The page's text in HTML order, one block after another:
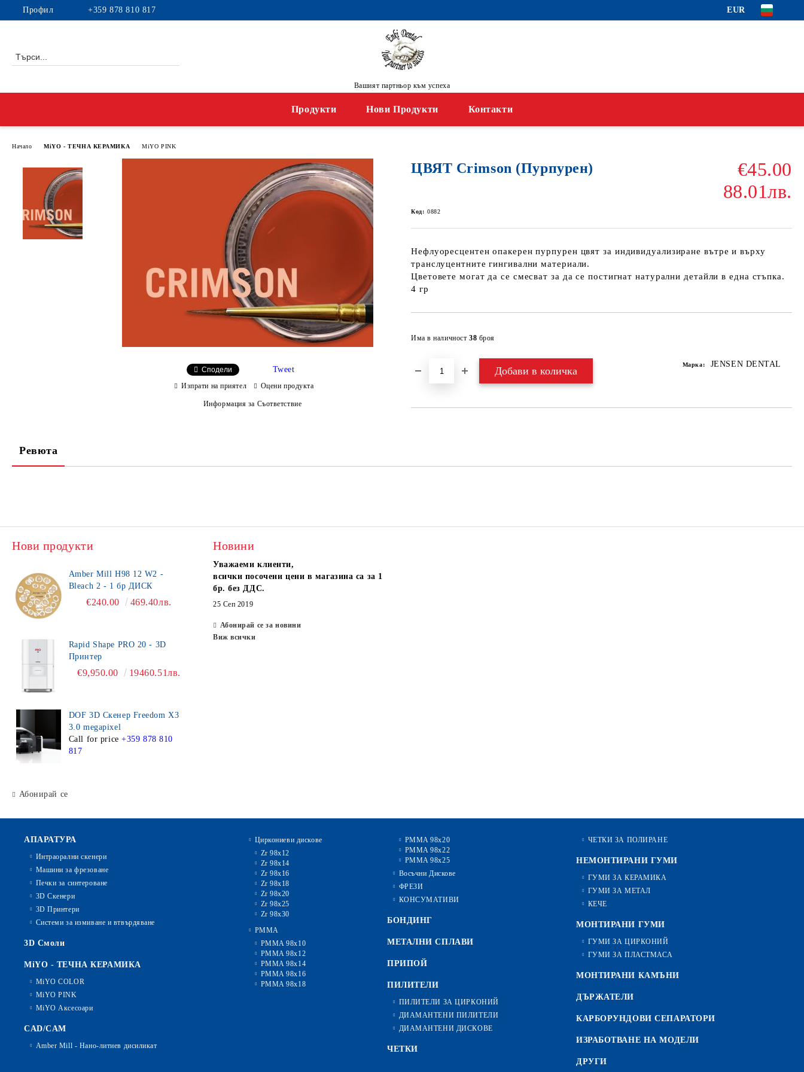
Профил +359 878 810 817 EUR
Вашият партньор към успеха
Продукти Нови Продукти Контакти
Начало MiYO - ТЕЧНА КЕРАМИКА MiYO PINK
ЦВЯТ Crimson (Пурпурен)
€45.00
88.01лв.
Код: 0882
Нефлуоресцентен опакерен пурпурен цвят за индивидуализиране вътре и върху
транслуцентните гингивални материали.
Цветовете могат да се смесват за да се постигнат натурални детайли в една стъпка.
4 гр
Има в наличност 38 броя
Марка: JENSEN DENTAL
Сподели Tweet
Изпрати на приятел Оцени продукта
Информация за Съответствие
Ревюта
Нови продукти
Amber Mill H98 12 W2 -
Bleach 2 - 1 бр ДИСК
€240.00 469.40лв.
Rapid Shape PRO 20 - 3D
Принтер
€9,950.00 19460.51лв.
DOF 3D Скенер Freedom X3
3.0 megapixel
Call for price +359 878 810
817
Абонирай се
Новини
Уважаеми клиенти,
всички посочени цени в магазина са за 1
бр. без ДДС.
25 Сеп 2019
Абонирай се за новини
Виж всички
АПАРАТУРА
Интраорални скенери
Машини за фрезоване
Печки за синтероване
3D Скенери
3D Принтери
Системи за измиване и втвърдяване
3D Смоли
MiYO - ТЕЧНА КЕРАМИКА
MiYO COLOR
MiYO PINK
MiYO Аксесоари
CAD/CAM
Amber Mill - Нано-литиев дисиликат
Циркониеви дискове
Zr 98x12
Zr 98x14
Zr 98x16
Zr 98x18
Zr 98x20
Zr 98x25
Zr 98x30
PMMA
PMMA 98x10
PMMA 98x12
PMMA 98x14
PMMA 98x16
PMMA 98x18
PMMA 98x20
PMMA 98x22
PMMA 98x25
Восъчни Дискове
ФРЕЗИ
КОНСУМАТИВИ
БОНДИНГ
МЕТАЛНИ СПЛАВИ
ПРИПОЙ
ПИЛИТЕЛИ
ПИЛИТЕЛИ ЗА ЦИРКОНИЙ
ДИАМАНТЕНИ ПИЛИТЕЛИ
ДИАМАНТЕНИ ДИСКОВЕ
ЧЕТКИ
ЧЕТКИ ЗА ПОЛИРАНЕ
НЕМОНТИРАНИ ГУМИ
ГУМИ ЗА КЕРАМИКА
ГУМИ ЗА МЕТАЛ
КЕЧЕ
МОНТИРАНИ ГУМИ
ГУМИ ЗА ЦИРКОНИЙ
ГУМИ ЗА ПЛАСТМАСА
МОНТИРАНИ КАМЪНИ
ДЪРЖАТЕЛИ
КАРБОРУНДОВИ СЕПАРАТОРИ
ИЗРАБОТВАНЕ НА МОДЕЛИ
ДРУГИ